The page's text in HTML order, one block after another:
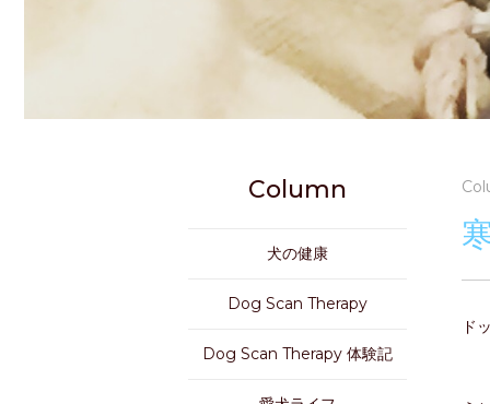
ド
Column
犬の健康
Dog Scan Therapy
Dog Scan Therapy 体験記